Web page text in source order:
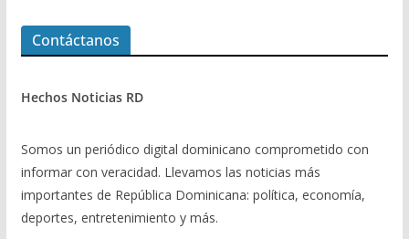
Contáctanos
Hechos Noticias RD
Somos un periódico digital dominicano comprometido con
informar con veracidad. Llevamos las noticias más
importantes de República Dominicana: política, economía,
deportes, entretenimiento y más.